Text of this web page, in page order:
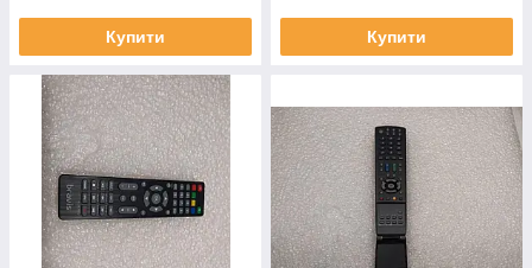
Купити Купити